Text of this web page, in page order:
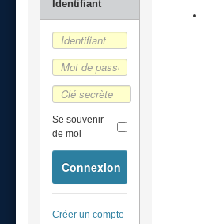
Se souvenir
de moi
Connexion
Créer un compte